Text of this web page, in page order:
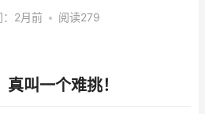
：2月前 • 阅读279
叫一个难挑！